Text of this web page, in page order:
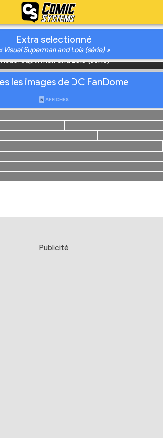
IMAGES
47
Extra selectionné
« Visuel Superman and Lois (série) »
Superman and Lois (série)
les images de DC FanDome
5 AFFICHES
Publicité